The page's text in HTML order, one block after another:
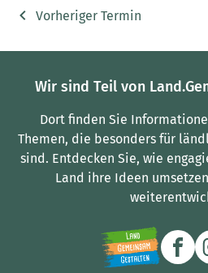
Vorheriger Termin
Wir sind Teil von
Dort finden Sie
Themen, die besonders für
sind. Entdecken Sie, wie
Land ihre Ideen